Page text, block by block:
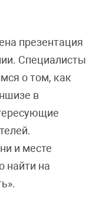
презентация
Специалисты
о том, как
в
и месте
найти на